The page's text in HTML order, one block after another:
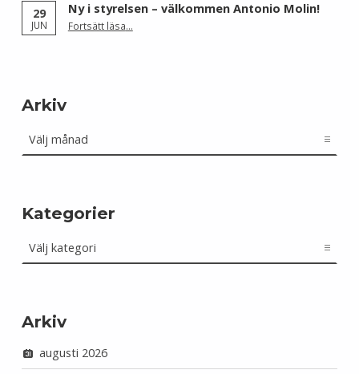
29
JUN
Ny i styrelsen – välkommen Antonio Molin!
Fortsätt läsa“Ny i styrelsen – välkommen Antonio Molin!”
…
Arkiv
Kategorier
Arkiv
augusti 2026